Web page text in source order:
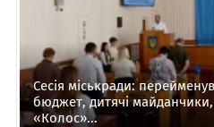
Сесія міськради:
бюджет, дитячі
«Колос»...